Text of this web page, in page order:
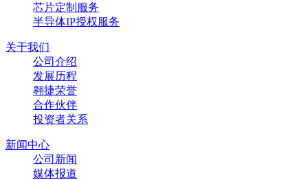
芯片定制服务
半导体IP授权服务
关于我们
公司介绍
发展历程
翱捷荣誉
合作伙伴
投资者关系
新闻中心
公司新闻
媒体报道